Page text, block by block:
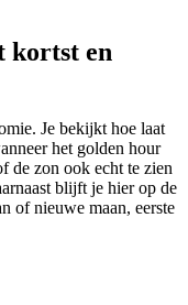
kortst en
Je bekijkt hoe laat
het golden hour
de zon ook echt te zien
blijft je hier op de
of nieuwe maan, eerste